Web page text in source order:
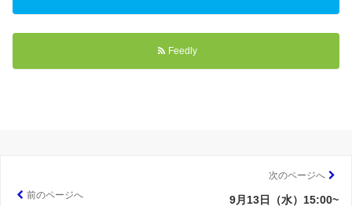
Feedly
前のページへ
次のページへ
9月13日（水）15:00~